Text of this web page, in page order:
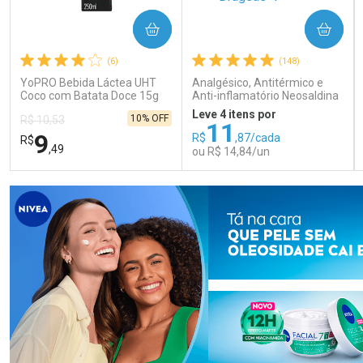
(6)
YoPRO Bebida Láctea UHT
Coco com Batata Doce 15g
R$ 10,53
R$9,49
10% OFF
COMPRAR
FECHAR
Laboratório
FECHAR
Por Menos
(148)
Analgésico, Antitérmico e
Anti-inflamatório Neosaldina
30mg + 300mg + 30mg 10
Drágeas
Leve 4 itens por
R$11 ,87/cada
ou R$ 14,84/un
COMPRAR
Laboratório
Por Menos